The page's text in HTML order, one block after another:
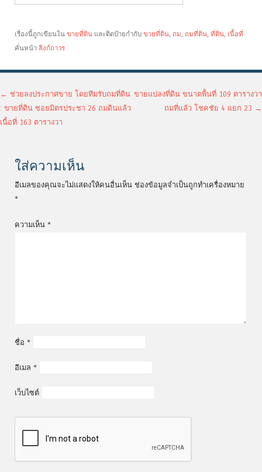
เรื่องนี้ถูกเขียนใน ขายที่ดิน และติดป้ายกำกับ ขายที่ดิน, ถม, ถมที่ดิน, ที่ดิน, เนื้อที่
คั่นหน้า ลิงก์ถาวร
เมนูนำทางเรื่อง
← ช่วยลงประกาศขาย โดยทีมรับถมที่ดิน
: ขายที่ดิน ซอยมิตรประชา 26 ถมดินแล้ว
เนื้อที่ 163 ตารางวา
ขายแปลงที่ดิน ขนาดพื้นที่ 109 ตารางวา
ถมที่แล้ว โชคชัย 4 แยก 23 →
ใส่ความเห็น
อีเมลของคุณจะไม่แสดงให้คนอื่นเห็น ช่องข้อมูลจำเป็นถูกทำเครื่องหมาย
*
ความเห็น *
ชื่อ *
อีเมล *
เว็บไซต์